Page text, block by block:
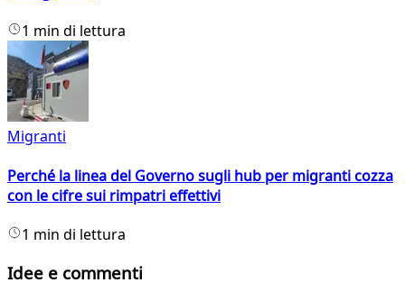
1 min di lettura
Migranti
Perché la linea del Governo sugli hub per migranti cozza
con le cifre sui rimpatri effettivi
1 min di lettura
Idee e commenti